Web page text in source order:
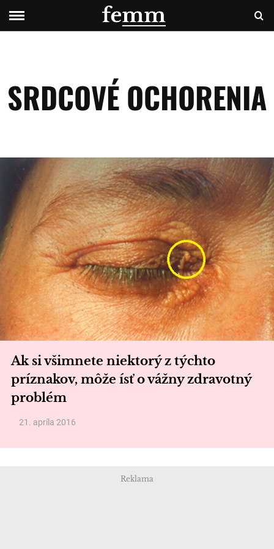
SRDCOVÉ OCHORENIA
Ak si všimnete niektorý z týchto
príznakov, môže ísť o vážny zdravotný
problém
21. apríla 2016
Reklama